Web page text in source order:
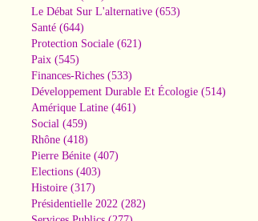
Le Débat Sur L'alternative (653)
Santé (644)
Protection Sociale (621)
Paix (545)
Finances-Riches (533)
Développement Durable Et Écologie (514)
Amérique Latine (461)
Social (459)
Rhône (418)
Pierre Bénite (407)
Elections (403)
Histoire (317)
Présidentielle 2022 (282)